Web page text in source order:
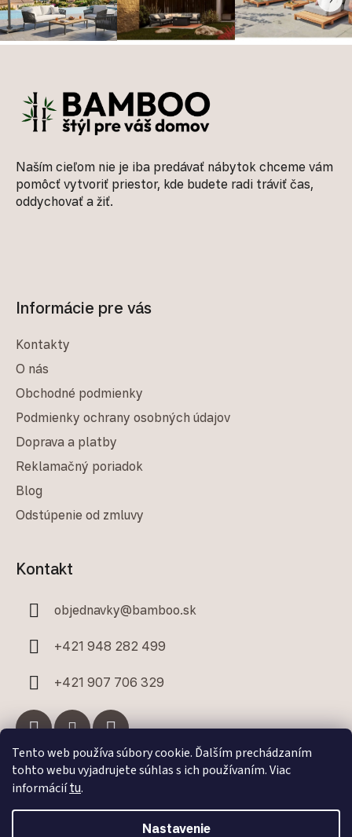
Tento web používa súbory cookie. Ďalším prechádzaním
tohto webu vyjadrujete súhlas s ich používaním. Viac
informáciítu.
Nastavenie
Naším cieľom nie je iba predávať nábytok chceme vám
pomôcť vytvoriť priestor, kde budete radi tráviť čas,
oddychovať a žiť.
Informácie pre vás
Kontakty
O nás
Obchodné podmienky
Podmienky ochrany osobných údajov
Doprava a platby
Reklamačný poriadok
Blog
Odstúpenie od zmluvy
Kontakt
objednavky@bamboo.sk
+421 948 282 499
+421 907 706 329
Facebook